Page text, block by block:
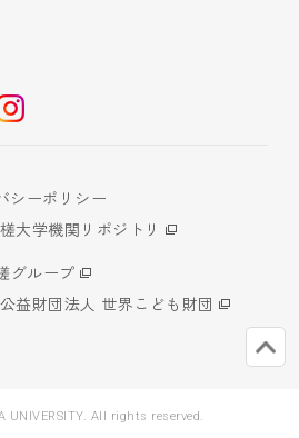
シーポリシー
大学機関リポジトリ
グループ
公益財団法人 世界こども財団
UNIVERSITY. All rights reserved.